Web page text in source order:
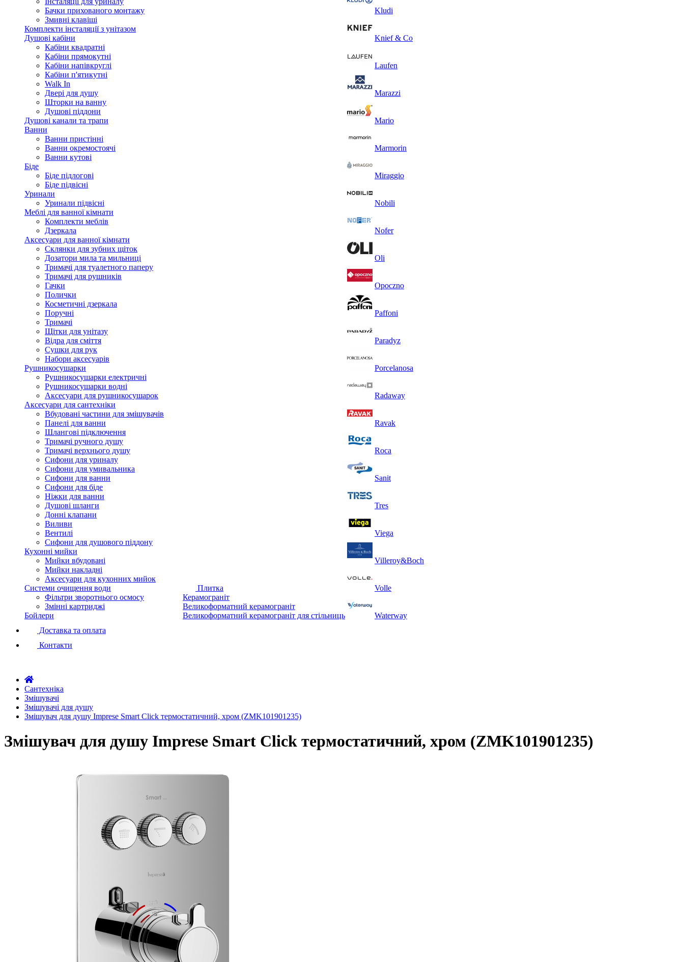
Бачки прихованого монтажу
Змивні клавіші
Комплекти інсталяції з унітазом
Душові кабіни
Кабіни квадратні
Кабіни прямокутні
Кабіни напівкруглі
Кабіни п'ятикутні
Walk In
Двері для душу
Шторки на ванну
Душові піддони
Душові канали та трапи
Ванни
Ванни пристінні
Ванни окремостоячі
Ванни кутові
Біде
Біде підлогові
Біде підвісні
Уринали
Уринали підвісні
Меблі для ванної кімнати
Комплекти меблів
Дзеркала
Аксесуари для ванної кімнати
Склянки для зубних щіток
Дозатори мила та мильниці
Тримачі для туалетного паперу
Тримачі для рушників
Гачки
Полички
Косметичні дзеркала
Поручні
Тримачі
Щітки для унітазу
Відра для сміття
Сушки для рук
Набори аксесуарів
Рушникосушарки
Рушникосушарки електричні
Рушникосушарки водні
Аксесуари для рушникосушарок
Аксесуари для сантехніки
Вбудовані частини для змішувачів
Панелі для ванни
Шлангові підключення
Тримачі ручного душу
Тримачі верхнього душу
Сифони для уриналу
Сифони для умивальника
Сифони для ванни
Сифони для біде
Ніжки для ванни
Душові шланги
Донні клапани
Виливи
Вентилі
Сифони для душового піддону
Кухонні мийки
Мийки вбудовані
Мийки накладні
Аксесуари для кухонних мийок
Системи очищення води
Фільтри зворотнього осмосу
Змінні картриджі
Бойлери
Плитка
Керамограніт
Великоформатний керамограніт
Великоформатний керамограніт для стільниць
Kludi
Knief & Co
Laufen
Marazzi
Mario
Marmorin
Miraggio
Nobili
Nofer
Oli
Opoczno
Paffoni
Paradyz
Porcelanosa
Radaway
Ravak
Roca
Sanit
Tres
Viega
Villeroy&Boch
Volle
Waterway
Доставка та оплата
Контакти
Сантехніка
Змішувачі
Змішувачі для душу
Змішувач для душу Imprese Smart Click термостатичний, хром (ZMK101901235)
Змішувач для душу Imprese Smart Click термостатичний, хром (ZMK101901235)